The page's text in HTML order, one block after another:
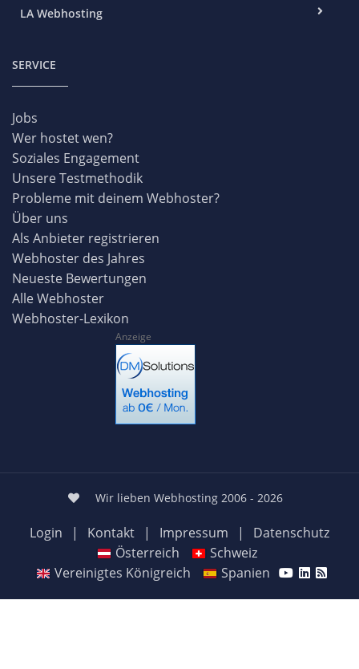
LA Webhosting
SERVICE
Jobs
Wer hostet wen?
Soziales Engagement
Unsere Testmethodik
Probleme mit deinem Webhoster?
Über uns
Als Anbieter registrieren
Webhoster des Jahres
Neueste Bewertungen
Alle Webhoster
Webhoster-Lexikon
Anzeige
Wir lieben Webhosting 2006 - 2026
Login | Kontakt | Impressum |
Datenschutz
Österreich
Schweiz
Vereinigtes Königreich
Spanien